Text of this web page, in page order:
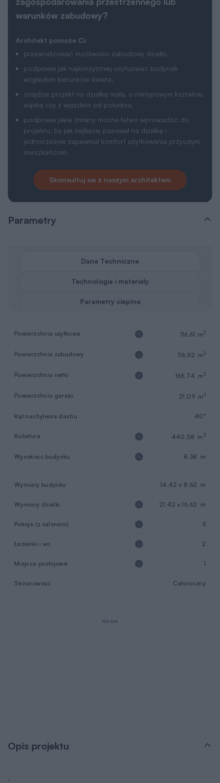
warunków zabudowy?
Architekt pomoże Ci:
przeanalizować możliwości zabudowy działki,
podpowie jak najkorzystniej usytuować budynek
względem kierunków świata,
znajdzie projekt na działkę małą, o nietypowym kształcie,
wąską czy z wjazdem od południa,
podpowie jakie zmiany można łatwo wprowadzić do
projektu, by jak najlepiej pasował na działkę i
jednocześnie zapewniał komfort użytkowania przyszłym
mieszkańcom.
Skonsultuj sie z naszym architektem
Parametry
Dane Techniczne
Technologia i materiały
Parametry cieplne
Powierzchnia użytkowa 116,61 m2
Powierzchnia zabudowy 116,92 m2
Powierzchnia netto 165,74 m2
Powierzchnia garażu 21,09 m2
Kąt nachylenia dachu 40°
Kubatura 440,58 m3
Wysokość budynku 8,38 m
Wymiary budynku 14,42 x 8,62 m
Wymiary działki 21,42 x 16,62 m
Pokoje (z salonem) 5
Łazienki i wc 2
Miejsca postojowe 1
Sezonowość Całoroczny
REKLAMA
Opis projektu
.